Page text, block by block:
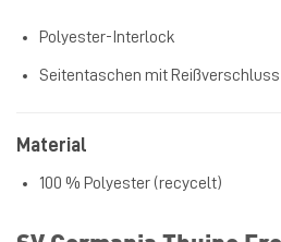
Polyester-Interlock
Seitentaschen mit Reißverschluss
Material
100 % Polyester (recycelt)